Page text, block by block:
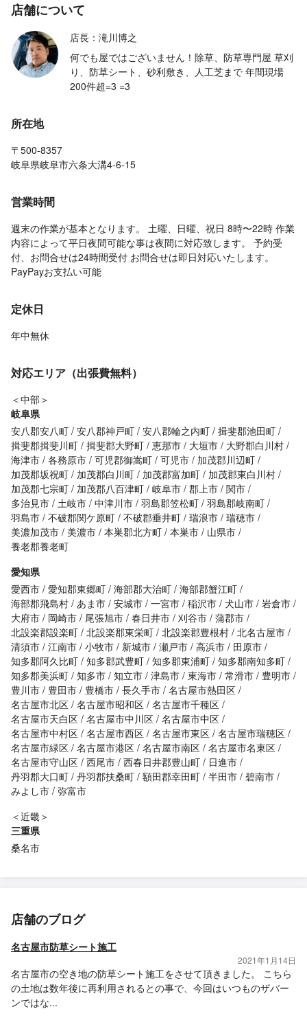
店舗について
店長：滝川博之
何でも屋ではございません！除草、防草専門屋 草刈
り、防草シート、砂利敷き、人工芝まで 年間現場
200件超=3 =3
所在地
〒500-8357
岐阜県岐阜市六条大溝4-6-15
営業時間
週末の作業が基本となります。 土曜、日曜、祝日 8時〜22時 作業
内容によって平日夜間可能な事は夜間に対応致します。 予約受
付、お問合せは24時間受付 お問合せは即日対応いたします。
PayPayお支払い可能
定休日
年中無休
対応エリア（出張費無料）
＜中部＞
岐阜県
安八郡安八町 安八郡神戸町 安八郡輪之内町 揖斐郡池田町
揖斐郡揖斐川町 揖斐郡大野町 恵那市 大垣市
大野郡白川村
海津市 各務原市 可児郡御嵩町 可児市
加茂郡川辺町
加茂郡坂祝町
加茂郡白川町 加茂郡富加町
加茂郡東白川村
加茂郡七宗町
加茂郡八百津町 岐阜市 郡上市 関市
多治見市 土岐市 中津川市 羽島郡笠松町 羽島郡岐南町
羽島市 不破郡関ケ原町 不破郡垂井町 瑞浪市 瑞穂市
美濃加茂市
美濃市 本巣郡北方町 本巣市
山県市
養老郡養老町
愛知県
愛西市 愛知郡東郷町 海部郡大治町 海部郡蟹江町
海部郡飛島村 あま市 安城市 一宮市 稲沢市 犬山市 岩倉市
大府市
岡崎市 尾張旭市 春日井市 刈谷市 蒲郡市
北設楽郡設楽町 北設楽郡東栄町 北設楽郡豊根村 北名古屋市
清須市 江南市 小牧市 新城市 瀬戸市 高浜市
田原市
知多郡阿久比町 知多郡武豊町 知多郡東浦町 知多郡南知多町
知多郡美浜町 知多市 知立市 津島市 東海市 常滑市
豊明市
豊川市
豊田市 豊橋市 長久手市 名古屋市熱田区
名古屋市北区 名古屋市昭和区 名古屋市千種区
名古屋市天白区 名古屋市中川区 名古屋市中区
名古屋市中村区 名古屋市西区 名古屋市東区 名古屋市瑞穂区
名古屋市緑区 名古屋市港区 名古屋市南区 名古屋市名東区
名古屋市守山区 西尾市 西春日井郡豊山町
日進市
丹羽郡大口町 丹羽郡扶桑町 額田郡幸田町 半田市 碧南市
みよし市 弥富市
＜近畿＞
三重県
桑名市
店舗のブログ
名古屋市防草シート施工
2021年1月14日
名古屋市の空き地の防草シート施工をさせて頂きました。 こちら
の土地は数年後に再利用されるとの事で、今回はいつものザバー
ンではな...